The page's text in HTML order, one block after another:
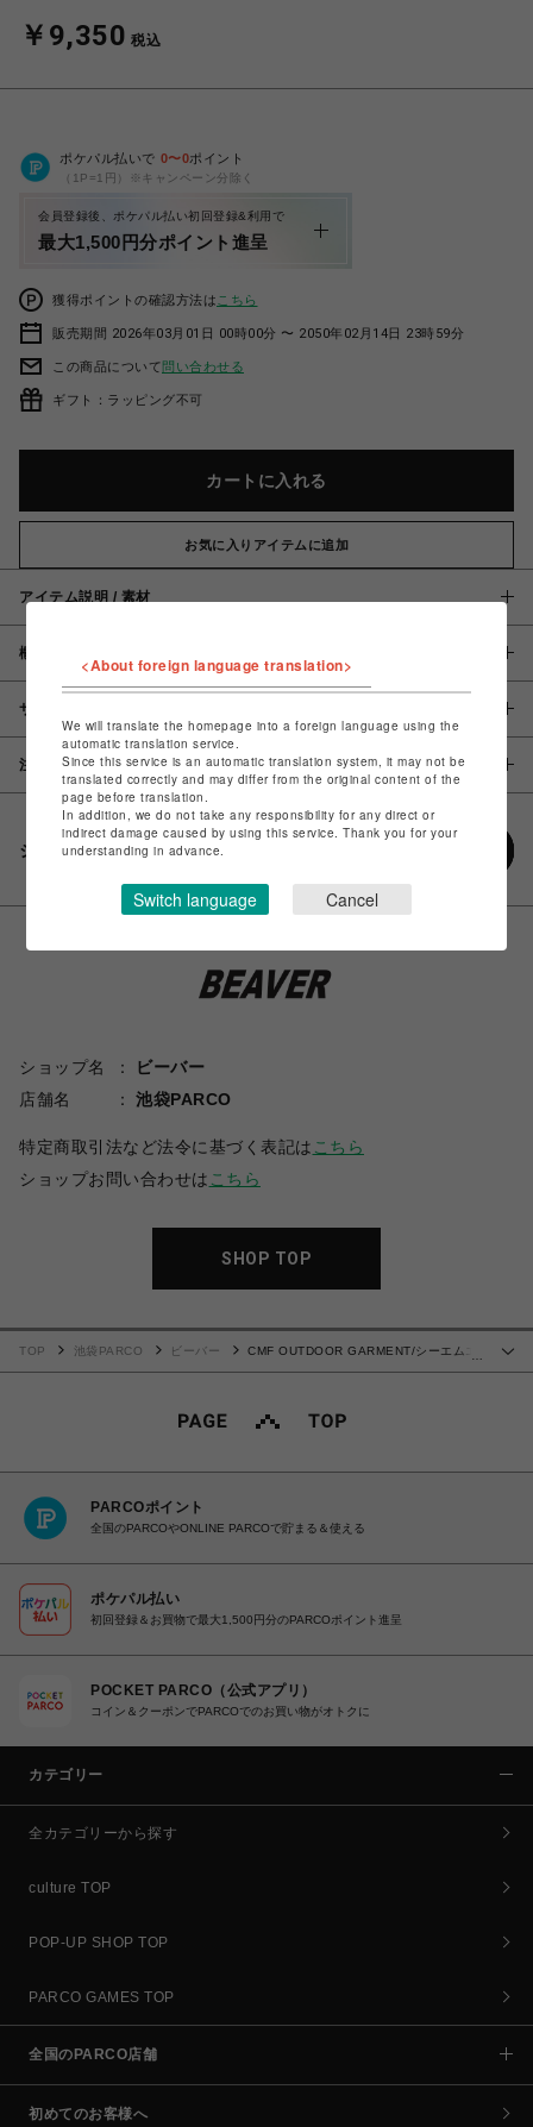
￥9,350 税込
ポケパル払いで 0〜0ポイント
（1P=1円）※キャンペーン分除く
会員登録後、ポケパル払い初回登録&利用で
最大1,500円分ポイント進呈
獲得ポイントの確認方法は こちら
販売期間 2026年03月01日 00時00分 〜 2050年02月14日 23時59分
この商品について問い合わせる
ギフト：ラッピング不可
カートに入れる
お気に入りアイテムに追加
アイテム説明 / 素材
概要
サイズ
注意事項
シェアする
ショップ名
ビーバー
店舗名
池袋PARCO
特定商取引法など法令に基づく表記は こちら
ショップお問い合わせは こちら
SHOP TOP
TOP 池袋PARCO ビーバー
CMF OUTDOOR GARMENT/シーエムエ
PARCOポイント
全国のPARCOやONLINE PARCOで貯まる＆使える
ポケパル払い
初回登録＆お買物で最大1,500円分のPARCOポイント進呈
POCKET PARCO（公式アプリ）
コイン＆クーポンでPARCOでのお買い物がオトクに
カテゴリー
全カテゴリーから探す
culture TOP
POP-UP SHOP TOP
PARCO GAMES TOP
全国のPARCO店舗
初めてのお客様へ
<About foreign language translation>
We will translate the homepage into a foreign language using the
automatic translation service.
Since this service is an automatic translation system, it may not be
translated correctly and may differ from the original content of the
page before translation.
In addition, we do not take any responsibility for any direct or
indirect damage caused by using this service. Thank you for your
understanding in advance.
Switch language Cancel